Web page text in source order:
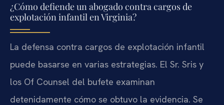
¿Cómo defiende un abogado contra cargos de
explotación infantil en Virginia?
La defensa contra cargos de explotación infantil
puede basarse en varias estrategias. El Sr. Sris y
los Of Counsel del bufete examinan
detenidamente cómo se obtuvo la evidencia. Se